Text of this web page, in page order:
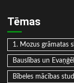
Tēmas
1. Mozus grāmatas
Bauslības un
Bībeles mācības